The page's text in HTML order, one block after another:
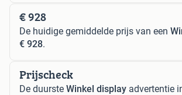
€ 928
De huidige gemiddelde prijs van een
€ 928.
Prijscheck
De duurste Winkel display advertentie